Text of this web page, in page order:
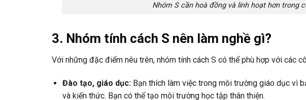
Nhóm S cần hoà đồng và linh hoạt hơn trong
3. Nhóm tính cách S nên làm nghề gì?
Với những đặc điểm nêu trên, nhóm tính cách S có thể phù hợp với các
Đào tạo, giáo dục: Bạn thích làm việc trong môi trường giáo dục vì
và kiến ​​thức. Bạn có thể tạo môi trường học tập thân thiện.